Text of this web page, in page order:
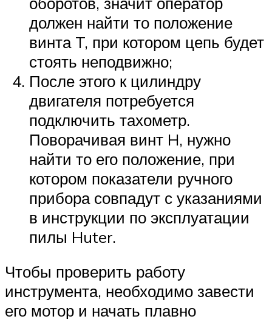
должен найти то положение
винта T, при котором цепь будет
стоять неподвижно;
После этого к цилиндру
двигателя потребуется
подключить тахометр.
Поворачивая винт H, нужно
найти то его положение, при
котором показатели ручного
прибора совпадут с указаниями
в инструкции по эксплуатации
пилы Huter.
Чтобы проверить работу
инструмента, необходимо завести
его мотор и начать плавно